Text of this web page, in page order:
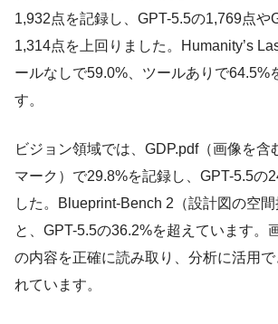
1,932点を記録し、GPT-5.5の1,769点や
1,314点を上回りました。Humanity’s
ールなしで59.0%、ツールありで64.5%
す。
ビジョン領域では、GDP.pdf（画像を含
マーク）で29.8%を記録し、GPT-5.5の
した。Blueprint-Bench 2（設計図の空
と、GPT-5.5の36.2%を超えています。
の内容を正確に読み取り、分析に活用
れています。